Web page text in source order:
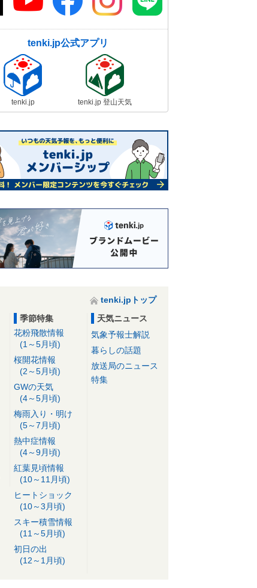
tenki.jp公式アプリ
tenki.jp tenki.jp 登山天気
tenki.jpトップ
季節特集
花粉飛散情報
(1～5月頃)
桜開花情報
(2～5月頃)
GWの天気
(4～5月頃)
梅雨入り・明け
(5～7月頃)
熱中症情報
(4～9月頃)
紅葉見頃情報
(10～11月頃)
ヒートショック
(10～3月頃)
スキー積雪情報
(11～5月頃)
初日の出
(12～1月頃)
天気ニュース
気象予報士解説
暮らしの話題
放送局のニュース
特集